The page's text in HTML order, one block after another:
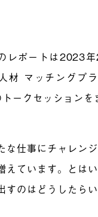
レポートは2023年
材 マッチングプ
ークセッションを
な仕事にチャレン
えています。とは
すのはどうしたら